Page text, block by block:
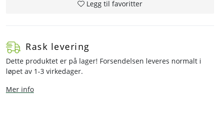
Legg til favoritter
Rask levering
Dette produktet er på lager! Forsendelsen leveres normalt i
løpet av 1-3 virkedager.
Mer info